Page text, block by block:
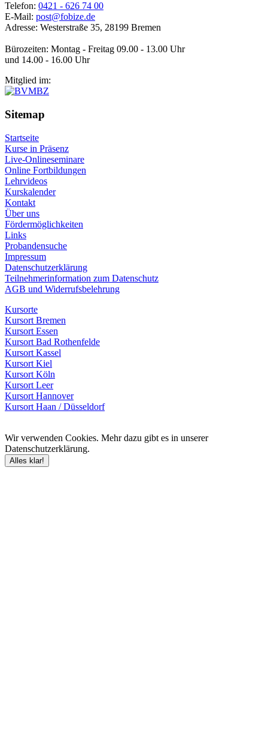
Telefon: 0421 - 626 74 00
E-Mail: post@fobize.de
Adresse: Westerstraße 35, 28199 Bremen
Bürozeiten: Montag - Freitag 09.00 - 13.00 Uhr
und 14.00 - 16.00 Uhr
Mitglied im:
Sitemap
Startseite
Kurse in Präsenz
Live-Onlineseminare
Online Fortbildungen
Lehrvideos
Kurskalender
Kontakt
Über uns
Fördermöglichkeiten
Links
Probandensuche
Impressum
Datenschutzerklärung
Teilnehmerinformation zum Datenschutz
AGB und Widerrufsbelehrung
Kursorte
Kursort Bremen
Kursort Essen
Kursort Bad Rothenfelde
Kursort Kassel
Kursort Kiel
Kursort Köln
Kursort Leer
Kursort Hannover
Kursort Haan / Düsseldorf
Wir verwenden Cookies. Mehr dazu gibt es in unserer
Datenschutzerklärung.
Alles klar!